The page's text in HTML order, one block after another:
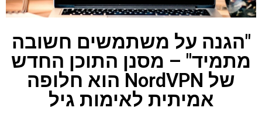
"הגנה על משתמשים חשובה
מתמיד" – מסנן התוכן החדש
של NordVPN הוא חלופה
אמיתית לאימות גיל